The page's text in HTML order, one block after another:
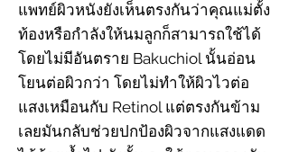
แพทย์ผิวหนังยังเห็นตรงกันว่าคุณแม่ตั้ง
ท้องหรือกำลังให้นมลูกก็สามารถใช้ได้
โดยไม่มีอันตราย Bakuchiol นั้นอ่อน
โยนต่อผิวกว่า โดยไม่ทำให้ผิวไวต่อ
แสงเหมือนกับ Retinol แต่ตรงกันข้าม
เลยมันกลับช่วยปกป้องผิวจากแสงแดด